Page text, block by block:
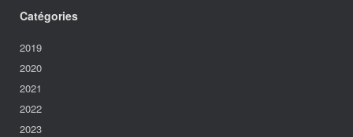
Catégories
2019
2020
2021
2022
2023